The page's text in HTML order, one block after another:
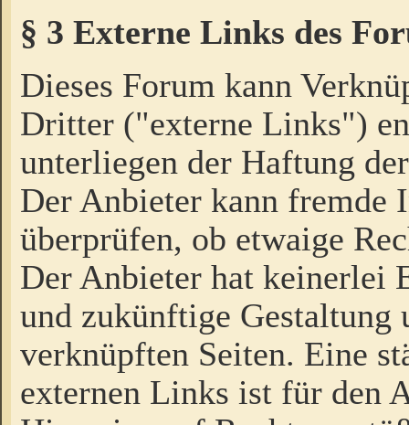
§ 3 Externe Links des
Dieses Forum kann
Dritter ("externe Links")
unterliegen der Haftung
Der Anbieter kann fremde
überprüfen, ob etwaige
Der Anbieter hat keinerlei
und zukünftige Gestaltung
verknüpften Seiten. Eine
externen Links ist für den